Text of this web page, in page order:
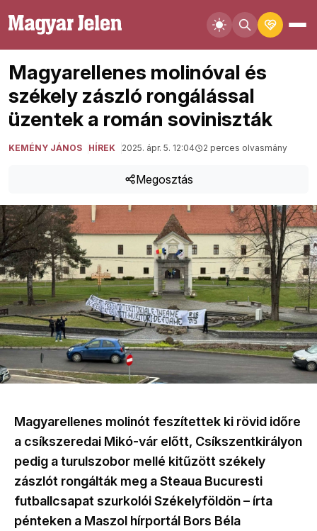
Magyarellenes molinóval és
székely zászló rongálással
üzentek a román soviniszták
KEMÉNY JÁNOS HÍREK 2025. ápr. 5. 12:04 2 perces olvasmány
Megosztás
Magyarellenes molinót feszítettek ki rövid időre
a csíkszeredai Mikó-vár előtt, Csíkszentkirályon
pedig a turulszobor mellé kitűzött székely
zászlót rongálták meg a Steaua Bucuresti
futballcsapat szurkolói Székelyföldön – írta
pénteken a Maszol hírportál Bors Béla